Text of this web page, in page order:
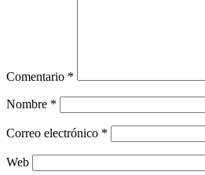
Comentario *
Nombre *
Correo electrónico *
Web